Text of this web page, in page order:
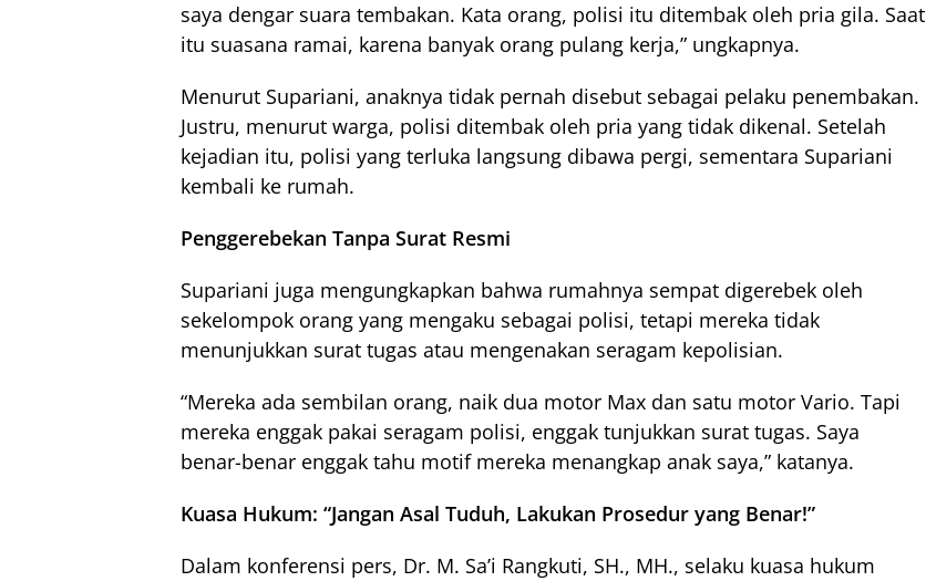
saya dengar suara tembakan. Kata orang, polisi itu ditembak oleh pria gila. Saat
itu suasana ramai, karena banyak orang pulang kerja,” ungkapnya.
Menurut Supariani, anaknya tidak pernah disebut sebagai pelaku penembakan.
Justru, menurut warga, polisi ditembak oleh pria yang tidak dikenal. Setelah
kejadian itu, polisi yang terluka langsung dibawa pergi, sementara Supariani
kembali ke rumah.
Penggerebekan Tanpa Surat Resmi
Supariani juga mengungkapkan bahwa rumahnya sempat digerebek oleh
sekelompok orang yang mengaku sebagai polisi, tetapi mereka tidak
menunjukkan surat tugas atau mengenakan seragam kepolisian.
“Mereka ada sembilan orang, naik dua motor Max dan satu motor Vario. Tapi
mereka enggak pakai seragam polisi, enggak tunjukkan surat tugas. Saya
benar-benar enggak tahu motif mereka menangkap anak saya,” katanya.
Kuasa Hukum: “Jangan Asal Tuduh, Lakukan Prosedur yang Benar!”
Dalam konferensi pers, Dr. M. Sa’i Rangkuti, SH., MH., selaku kuasa hukum